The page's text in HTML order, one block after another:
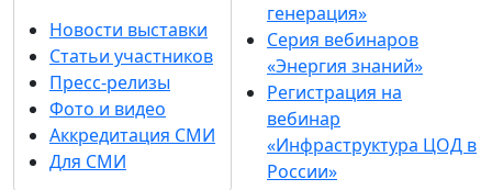
Новости выставки
Статьи участников
Пресс-релизы
Фото и видео
Аккредитация СМИ
Для СМИ
генерация»
Серия вебинаров
«Энергия знаний»
Регистрация на
вебинар
«Инфраструктура ЦОД в
России»